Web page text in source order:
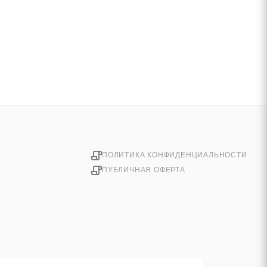
ПОЛИТИКА КОНФИДЕНЦИАЛЬНОСТИ
ПУБЛИЧНАЯ ОФЕРТА